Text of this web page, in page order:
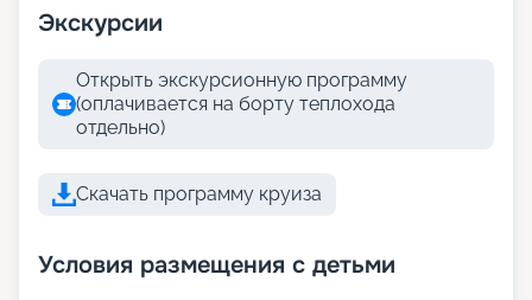
Экскурсии
Открыть экскурсионную программу
(оплачивается на борту теплохода
отдельно)
Скачать программу круиза
Условия размещения с детьми